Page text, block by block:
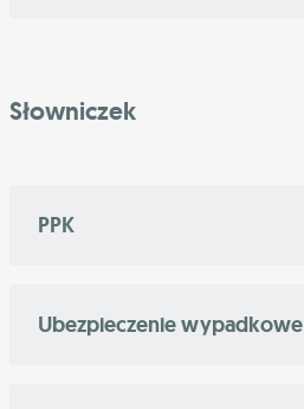
Słowniczek
PPK
Ubezpieczenie wypadkowe